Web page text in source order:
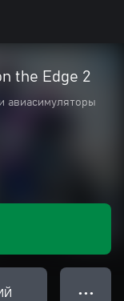
the Edge 2
и авиасимуляторы
● ● ●